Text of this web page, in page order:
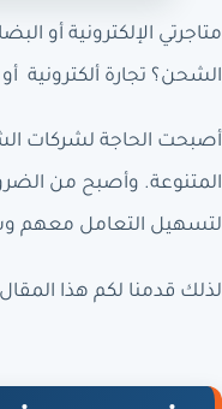
متاجرتي الإلكترونية أو
الشحن؟ تجارة ألكترونية
أصبحت الحاجة لشركات
المتنوعة. وأصبح من
لتسهيل التعامل معهم
لذلك قدمنا لكم هذا